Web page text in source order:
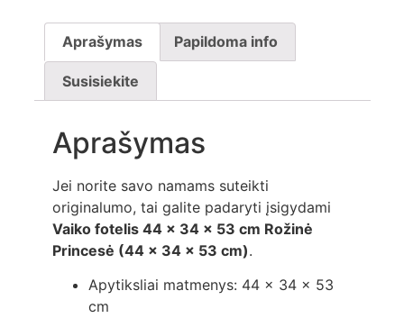
Aprašymas Papildoma info
Susisiekite
Aprašymas
Jei norite savo namams suteikti
originalumo, tai galite padaryti įsigydami
Vaiko fotelis 44 x 34 x 53 cm Rožinė
Princesė (44 x 34 x 53 cm).
Apytiksliai matmenys: 44 x 34 x 53
cm